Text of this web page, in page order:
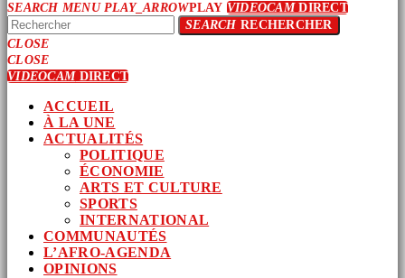
SEARCH MENU PLAY_ARROWPLAY VIDEOCAMDIRECT
SEARCHRECHERCHER
CLOSE
CLOSE
VIDEOCAMDIRECT
ACCUEIL
À LA UNE
ACTUALITÉS
POLITIQUE
ÉCONOMIE
ARTS ET CULTURE
SPORTS
INTERNATIONAL
COMMUNAUTÉS
L’AFRO-AGENDA
OPINIONS